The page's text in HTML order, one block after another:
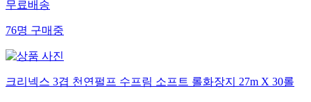
무료배송
76명구매중
크리넥스 3겹 천연펄프 수프림 소프트 롤화장지 27m X 30롤